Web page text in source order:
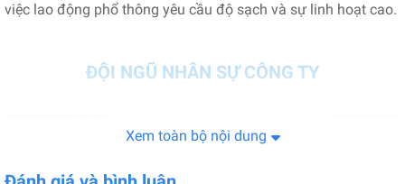
việc lao động phổ thông yêu cầu độ sạch và sự linh hoạt cao.
ĐỘI NGŨ NHÂN SỰ CÔNG TY
Xem toàn bộ nội dung